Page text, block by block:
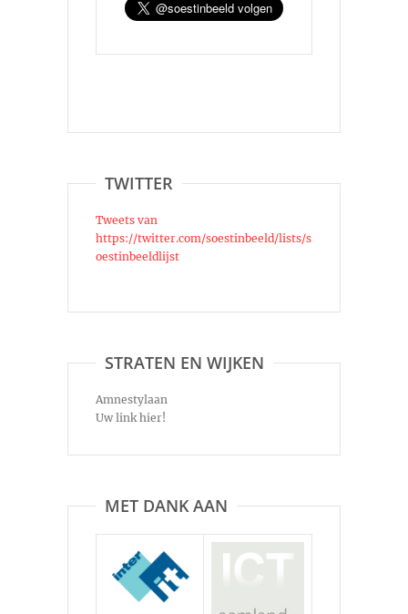
TWITTER
Tweets van
https://twitter.com/soestinbeeld/lists/s
oestinbeeldlijst
STRATEN EN WIJKEN
Amnestylaan
Uw link hier!
MET DANK AAN